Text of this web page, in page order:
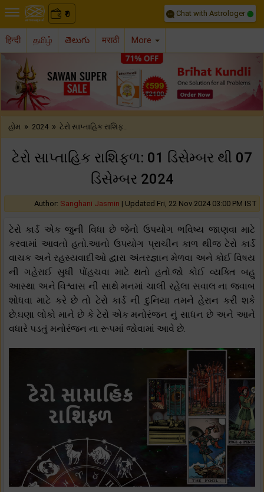
₹
0 Chat with Astrologer
हिन्दी தமிழ் తెలుగు मराठी More
Previous
હોમ » 2024 » ટેરો સાપ્તાહિક રાશિફ..
ટેરો સાપ્તાહિક રાશિફળ: 01 ડિસેમ્બર થી 07
ડિસેમ્બર 2024
Author: Sanghani Jasmin | Updated Fri, 22 Nov 2024 03:00 PM IST
ટેરો કાર્ડ એક જુની વિધા છે જેનો ઉપયોગ ભવિષ્ય જાણવા માટે
કરવામાં આવતો હતો.આનો ઉપયોગ પ્રાચીન કાળ થીજ ટેરો કાર્ડ
વાચક અને રહસ્યવાદીઓ દ્વારા અંતરજ્ઞાન મેળવા અને કોઈ વિષય
ની ગહેરાઈ સુધી પોંહચવા માટે થતો હતો.જો કોઈ વ્યક્તિ બહુ
આસ્થા અને વિશ્વાસ ની સાથે મનમાં ચાલી રહેલા સવાલ ના જવાબ
શોધવા માટે કરે છે તો ટેરો કાર્ડ ની દુનિયા તમને હેરાન કરી શકે
છે.ઘણા લોકો માને છે કે ટેરો એક મનોરંજન નું સાધન છે અને આને
વધારે પડતું મનોરંજન ના રૂપમાં જોવામાં આવે છે.